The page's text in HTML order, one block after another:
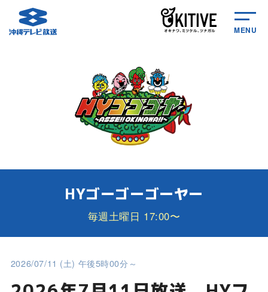
MENU
HYゴーゴーゴーヤー
毎週土曜日 17:00〜
2026/07/11 (土) 午後5時00分～